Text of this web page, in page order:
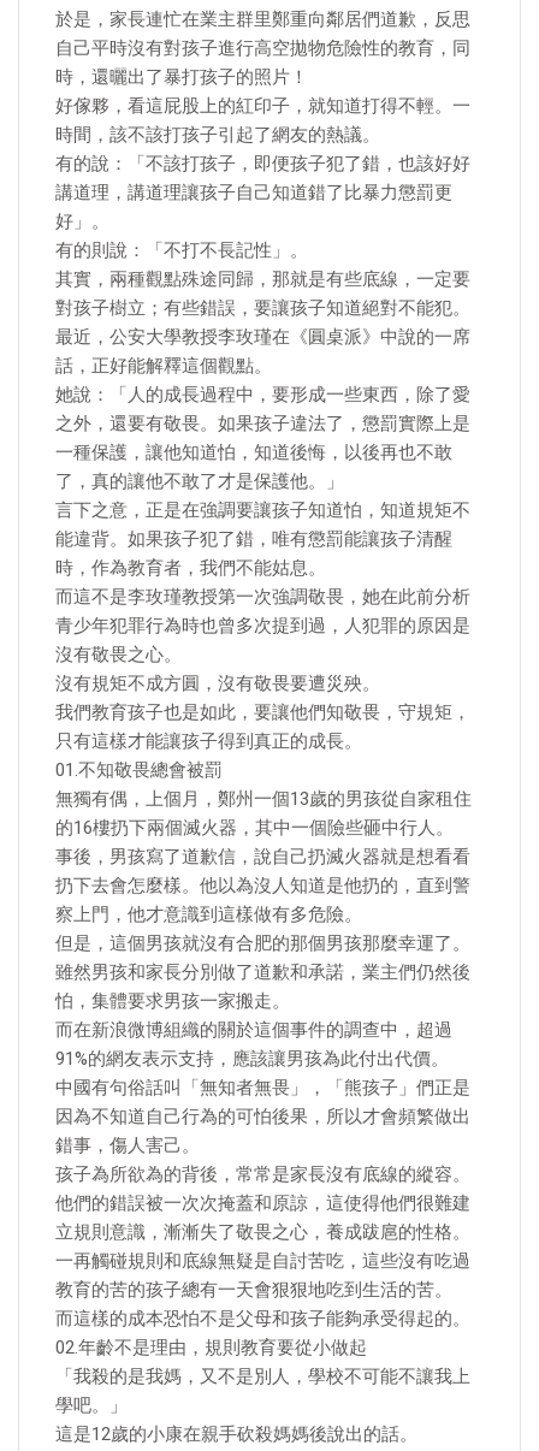
於是，家長連忙在業主群里鄭重向鄰居們道歉，反思
自己平時沒有對孩子進行高空拋物危險性的教育，同
時，還曬出了暴打孩子的照片！
好傢夥，看這屁股上的紅印子，就知道打得不輕。一
時間，該不該打孩子引起了網友的熱議。
有的說：「不該打孩子，即便孩子犯了錯，也該好好
講道理，講道理讓孩子自己知道錯了比暴力懲罰更
好」。
有的則說：「不打不長記性」。
其實，兩種觀點殊途同歸，那就是有些底線，一定要
對孩子樹立；有些錯誤，要讓孩子知道絕對不能犯。
最近，公安大學教授李玫瑾在《圓桌派》中說的一席
話，正好能解釋這個觀點。
她說：「人的成長過程中，要形成一些東西，除了愛
之外，還要有敬畏。如果孩子違法了，懲罰實際上是
一種保護，讓他知道怕，知道後悔，以後再也不敢
了，真的讓他不敢了才是保護他。」
言下之意，正是在強調要讓孩子知道怕，知道規矩不
能違背。如果孩子犯了錯，唯有懲罰能讓孩子清醒
時，作為教育者，我們不能姑息。
而這不是李玫瑾教授第一次強調敬畏，她在此前分析
青少年犯罪行為時也曾多次提到過，人犯罪的原因是
沒有敬畏之心。
沒有規矩不成方圓，沒有敬畏要遭災殃。
我們教育孩子也是如此，要讓他們知敬畏，守規矩，
只有這樣才能讓孩子得到真正的成長。
01.不知敬畏總會被罰
無獨有偶，上個月，鄭州一個13歲的男孩從自家租住
的16樓扔下兩個滅火器，其中一個險些砸中行人。
事後，男孩寫了道歉信，說自己扔滅火器就是想看看
扔下去會怎麼樣。他以為沒人知道是他扔的，直到警
察上門，他才意識到這樣做有多危險。
但是，這個男孩就沒有合肥的那個男孩那麼幸運了。
雖然男孩和家長分別做了道歉和承諾，業主們仍然後
怕，集體要求男孩一家搬走。
而在新浪微博組織的關於這個事件的調查中，超過
91%的網友表示支持，應該讓男孩為此付出代價。
中國有句俗話叫「無知者無畏」，「熊孩子」們正是
因為不知道自己行為的可怕後果，所以才會頻繁做出
錯事，傷人害己。
孩子為所欲為的背後，常常是家長沒有底線的縱容。
他們的錯誤被一次次掩蓋和原諒，這使得他們很難建
立規則意識，漸漸失了敬畏之心，養成跋扈的性格。
一再觸碰規則和底線無疑是自討苦吃，這些沒有吃過
教育的苦的孩子總有一天會狠狠地吃到生活的苦。
而這樣的成本恐怕不是父母和孩子能夠承受得起的。
02.年齡不是理由，規則教育要從小做起
「我殺的是我媽，又不是別人，學校不可能不讓我上
學吧。」
這是12歲的小康在親手砍殺媽媽後說出的話。